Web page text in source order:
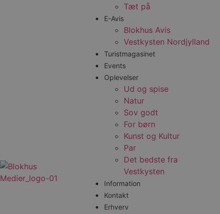
Tæt på
E-Avis
Blokhus Avis
Vestkysten Nordjylland
Turistmagasinet
Events
Oplevelser
Ud og spise
Natur
Sov godt
For børn
Kunst og Kultur
Par
Det bedste fra
Vestkysten
Information
Kontakt
Erhverv